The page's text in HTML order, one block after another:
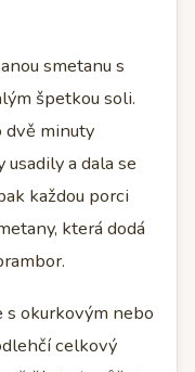
smetanu s
špetkou soli.
dvě minuty
a dala se
každou porci
která dodá
okurkovým nebo
celkový